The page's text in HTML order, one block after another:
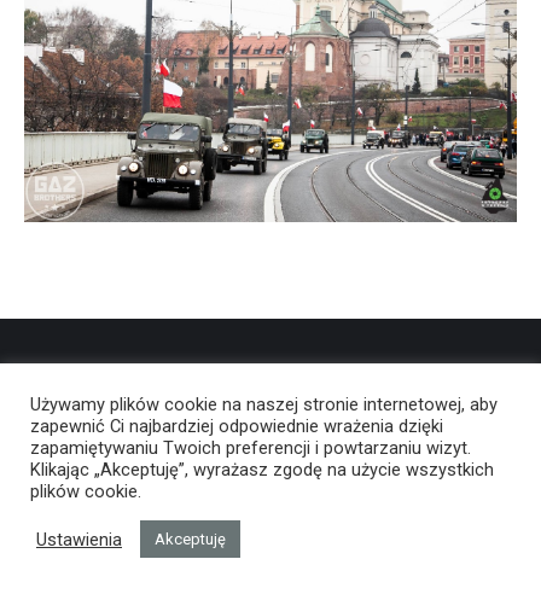
Używamy plików cookie na naszej stronie internetowej, aby
zapewnić Ci najbardziej odpowiednie wrażenia dzięki
zapamiętywaniu Twoich preferencji i powtarzaniu wizyt.
Klikając „Akceptuję”, wyrażasz zgodę na użycie wszystkich
plików cookie.
Ustawienia Akceptuję